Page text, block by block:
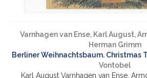
Varnhagen van Ense, Karl August,
Herman Grimm
Berliner Weihnachtsbaum. Christmas
Vontobel
Karl August Varnhagen van Ense,